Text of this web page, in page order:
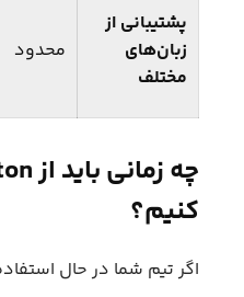
پشتیبانی از
زبان‌های
مختلف
محدود
کنیم؟